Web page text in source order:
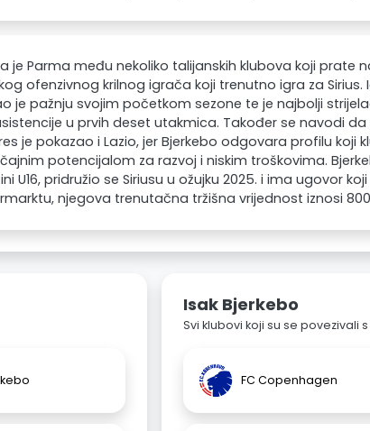
je Parma među nekoliko talijanskih klubova koji prate
ofenzivnog krilnog igrača koji trenutno igra za Sirius.
je pažnju svojim početkom sezone te je najbolji
u prvih deset utakmica. Također se navodi
je pokazao i Lazio, jer Bjerkebo odgovara profilu koji
potencijalom za razvoj i niskim troškovima.
U16, pridružio se Siriusu u ožujku 2025. i ima ugovor
njegova trenutačna tržišna vrijednost iznosi
Isak Bjerkebo
Svi klubovi koji su se povezivali
FC Copenhagen